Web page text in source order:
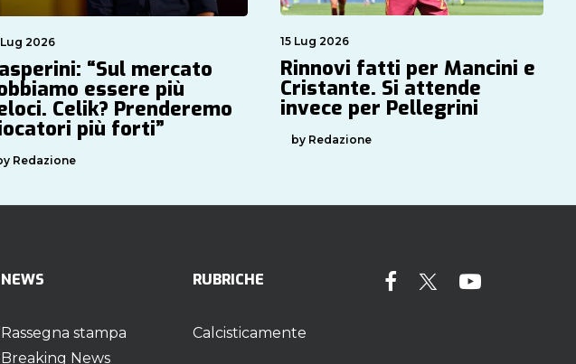
Lug 2026
“Sul mercato
essere più
Celik? Prenderemo
più forti”
Redazione
15 Lug 2026
Rinnovi fatti per Mancini e
Cristante. Si attende
invece per Pellegrini
by Redazione
NEWS
Rassegna stampa
Breaking News
RUBRICHE
Calcisticamente